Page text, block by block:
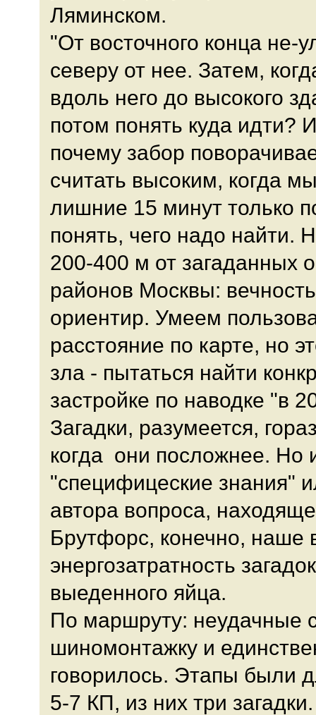
Ляминском.
"От восточного конца не-
северу от нее. Затем,
вдоль него до высокого
потом понять куда идти?
почему забор
считать высоким, когда
лишние 15 минут только
понять, чего надо найти.
200-400 м от загаданных
районов Москвы:
ориентир. Умеем
расстояние по карте, но
зла - пытаться найти
застройке по наводке "в
Загадки, разумеется,
когда они посложнее. Но
"специфицеские знания"
автора вопроса,
Брутфорс, конечно, наше
энергозатратность
выеденного яйца.
По маршруту: неудачные
шиномонтажку и
говорилось. Этапы были
5-7 КП, из них три